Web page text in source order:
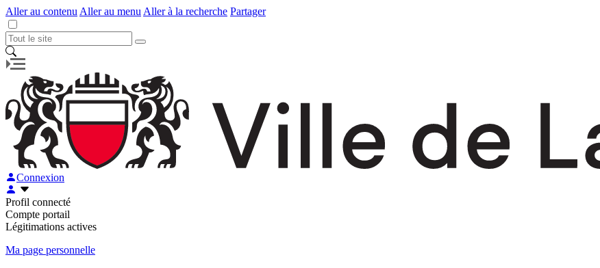
Aller au contenu Aller au menu Aller à la recherche Partager
Connexion
Profil connecté
Compte portail
Légitimations actives
Ma page personnelle